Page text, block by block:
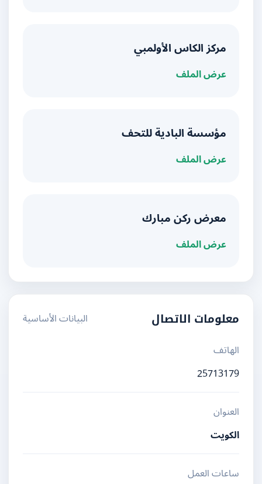
مركز الكاس الأولمبي
عرض الملف
مؤسسة البادية للتحف
عرض الملف
معرض ركن مبارك
عرض الملف
معلومات الاتصال
البيانات الأساسية
الهاتف
25713179
العنوان
الكويت
ساعات العمل